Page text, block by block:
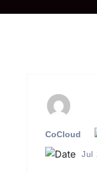
CoCloud
Jul